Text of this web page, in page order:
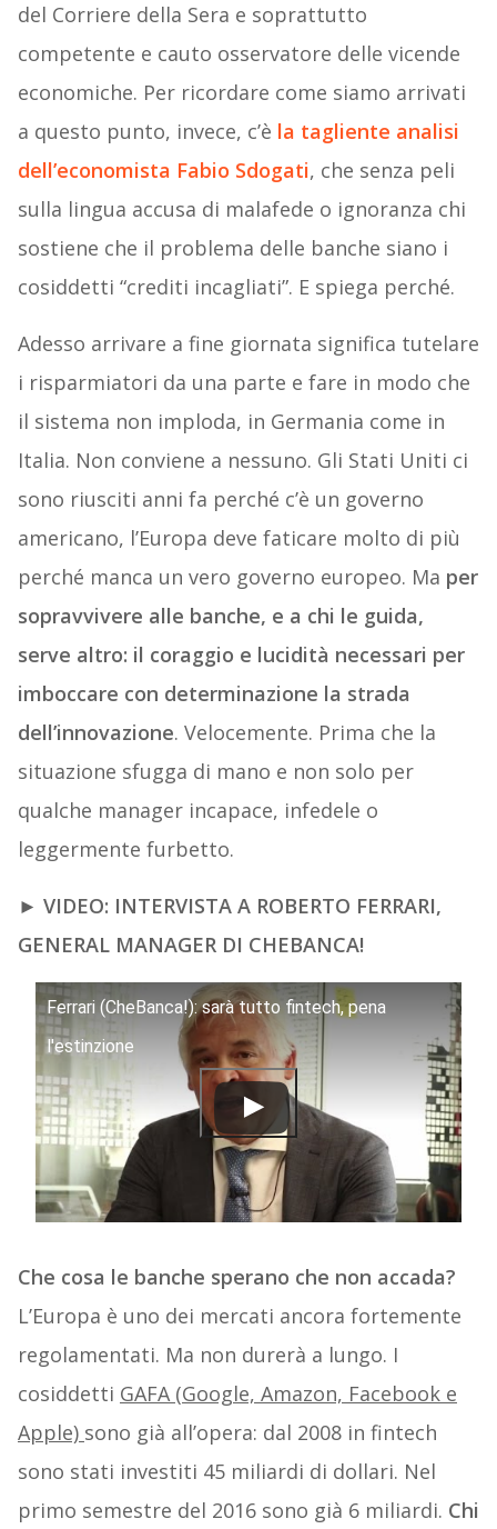
del Corriere della Sera e soprattutto
competente e cauto osservatore delle vicende
economiche. Per ricordare come siamo arrivati
a questo punto, invece, c’è la tagliente analisi
dell’economista Fabio Sdogati, che senza peli
sulla lingua accusa di malafede o ignoranza chi
sostiene che il problema delle banche siano i
cosiddetti “crediti incagliati”. E spiega perché.
Adesso arrivare a fine giornata significa tutelare
i risparmiatori da una parte e fare in modo che
il sistema non imploda, in Germania come in
Italia. Non conviene a nessuno. Gli Stati Uniti ci
sono riusciti anni fa perché c’è un governo
americano, l’Europa deve faticare molto di più
perché manca un vero governo europeo. Ma per
sopravvivere alle banche, e a chi le guida,
serve altro: il coraggio e lucidità necessari per
imboccare con determinazione la strada
dell’innovazione. Velocemente. Prima che la
situazione sfugga di mano e non solo per
qualche manager incapace, infedele o
leggermente furbetto.
► VIDEO: INTERVISTA A ROBERTO FERRARI,
GENERAL MANAGER DI CHEBANCA!
Ferrari (CheBanca!): sarà tutto fintech, pena
l'estinzione
Che cosa le banche sperano che non accada?
L’Europa è uno dei mercati ancora fortemente
regolamentati. Ma non durerà a lungo. I
cosiddetti GAFA (Google, Amazon, Facebook e
Apple) sono già all’opera: dal 2008 in fintech
sono stati investiti 45 miliardi di dollari. Nel
primo semestre del 2016 sono già 6 miliardi. Chi